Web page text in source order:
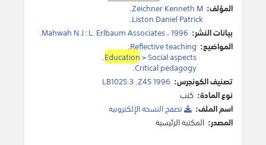
المؤلف: Zeichner Kenneth M
.
Liston Daniel Patrick
.
بيانات النشر:
Mahwah N.J:L. Erlbaum Associates،1996
.
المواضيع: Reflective teaching
.
Education>Social aspects
.
Critical pedagogy
.
تصنيف الكونجرس: LB1025.3 .Z45 1996
نوع المادة: كتب
اسم الملف:
تصفح النسخة اﻹلكترونية
المصدر: المكتبة الرئيسية